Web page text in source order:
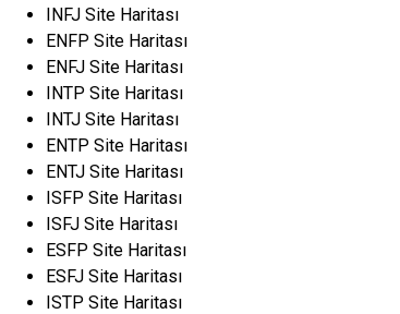
INFJ Site Haritası
ENFP Site Haritası
ENFJ Site Haritası
INTP Site Haritası
INTJ Site Haritası
ENTP Site Haritası
ENTJ Site Haritası
ISFP Site Haritası
ISFJ Site Haritası
ESFP Site Haritası
ESFJ Site Haritası
ISTP Site Haritası